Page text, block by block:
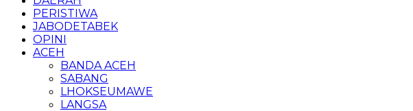
PERISTIWA
JABODETABEK
OPINI
ACEH
BANDA ACEH
SABANG
LHOKSEUMAWE
LANGSA